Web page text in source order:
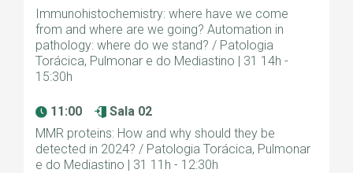
Immunohistochemistry: where have we come
from and where are we going? Automation in
pathology: where do we stand? / Patologia
Torácica, Pulmonar e do Mediastino | 31 14h -
15:30h
11:00
Sala 02
MMR proteins: How and why should they be
detected in 2024? / Patologia Torácica, Pulmonar
e do Mediastino | 31 11h - 12:30h